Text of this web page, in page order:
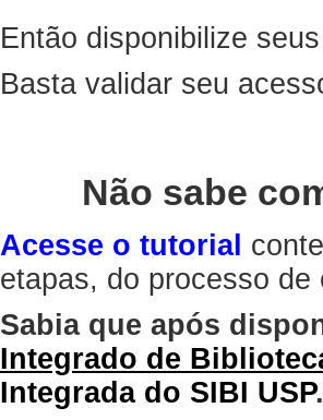
Então disponibilize
Basta validar seu
Não sabe
Acesse o tutorial
etapas, do processo
Sabia que após
Integrado de
Integrada do SIBI USP.